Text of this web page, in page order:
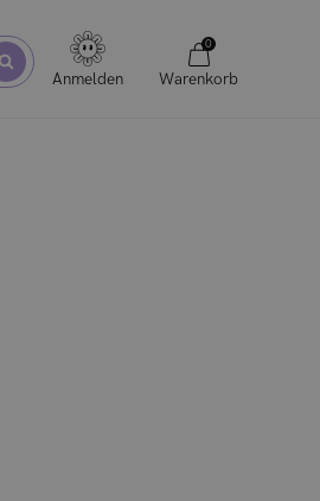
Anmelden
0
Warenkorb